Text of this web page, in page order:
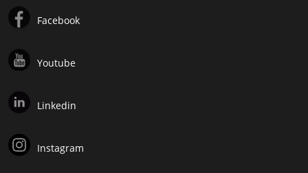
Facebook
Youtube
Linkedin
Instagram